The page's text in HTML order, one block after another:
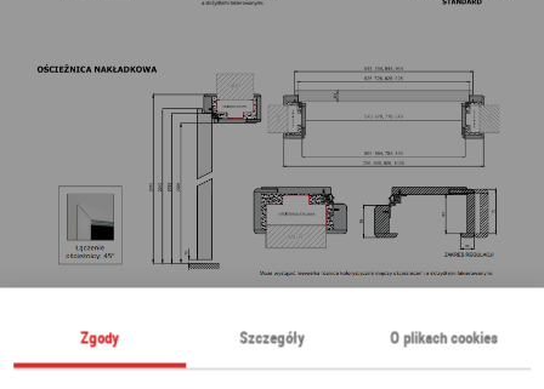
Zgody Szczegóły O plikach cookies